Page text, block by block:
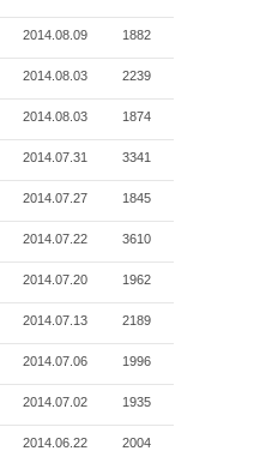
2014.08.09 1882
2014.08.03 2239
2014.08.03 1874
2014.07.31 3341
2014.07.27 1845
2014.07.22 3610
2014.07.20 1962
2014.07.13 2189
2014.07.06 1996
2014.07.02 1935
2014.06.22 2004